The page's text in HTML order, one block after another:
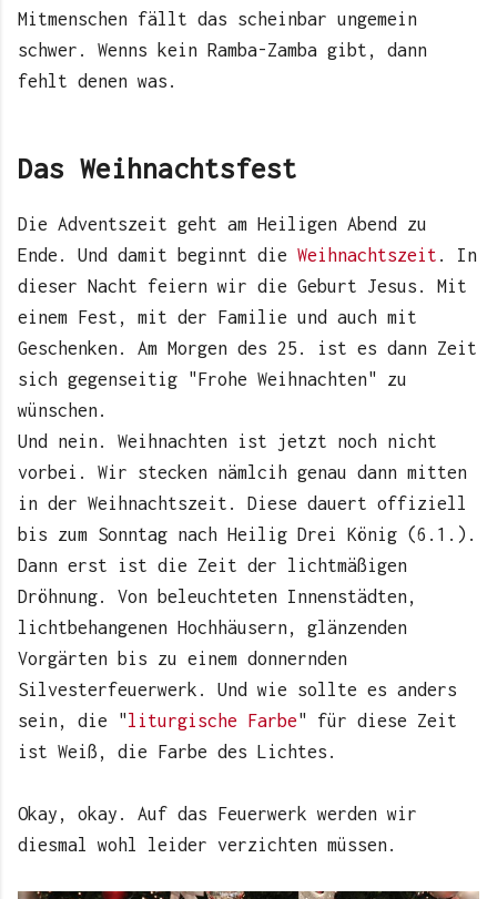
Mitmenschen fällt das scheinbar ungemein
schwer. Wenns kein Ramba-Zamba gibt, dann
fehlt denen was.
Das Weihnachtsfest
Die Adventszeit geht am Heiligen Abend zu
Ende. Und damit beginnt die Weihnachtszeit . In
dieser Nacht feiern wir die Geburt Jesus. Mit
einem Fest, mit der Familie und auch mit
Geschenken. Am Morgen des 25. ist es dann Zeit
sich gegenseitig "Frohe Weihnachten" zu
wünschen.
Und nein. Weihnachten ist jetzt noch nicht
vorbei. Wir stecken nämlcih genau dann mitten
in der Weihnachtszeit. Diese dauert offiziell
bis zum Sonntag nach Heilig Drei König (6.1.).
Dann erst ist die Zeit der lichtmäßigen
Dröhnung. Von beleuchteten Innenstädten,
lichtbehangenen Hochhäusern, glänzenden
Vorgärten bis zu einem donnernden
Silvesterfeuerwerk. Und wie sollte es anders
sein, die "liturgische Farbe" für diese Zeit
ist Weiß, die Farbe des Lichtes.
Okay, okay. Auf das Feuerwerk werden wir
diesmal wohl leider verzichten müssen.